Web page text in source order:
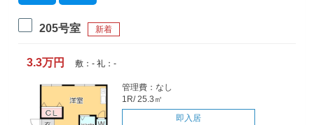
205号室 新着
3.3万円 敷：- 礼：-
管理費：なし
1R/ 25.3㎡
即入居